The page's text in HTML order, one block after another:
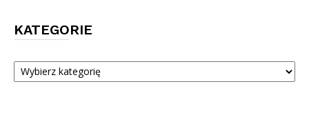
KATEGORIE
Kategorie